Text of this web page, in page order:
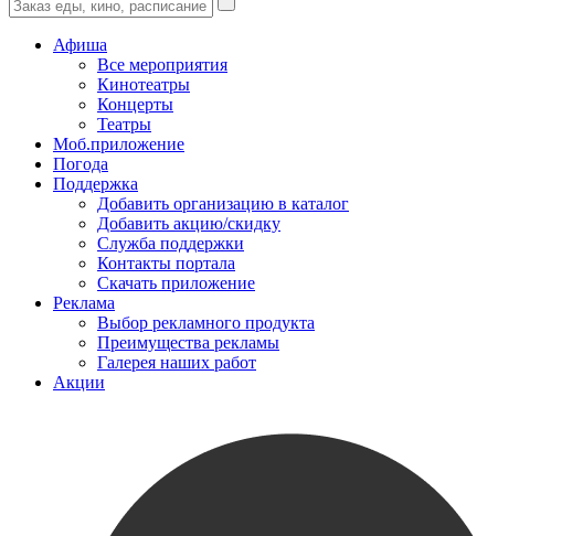
Афиша
Все мероприятия
Кинотеатры
Концерты
Театры
Моб.приложение
Погода
Поддержка
Добавить организацию в каталог
Добавить акцию/скидку
Служба поддержки
Контакты портала
Скачать приложение
Реклама
Выбор рекламного продукта
Преимущества рекламы
Галерея наших работ
Акции